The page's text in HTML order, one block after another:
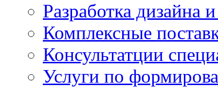
Разработка дизайна
Комплексные
Консультатции
Услуги по